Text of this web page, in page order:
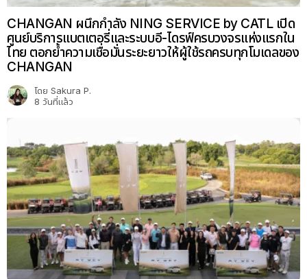
CHANGAN ผนึกกำลัง NING SERVICE by CATL เปิด
ศูนย์บริการแบตเตอรี่และระบบอี-ไดรฟ์ครบวงจรแห่งแรกใน
ไทย ตอกย้ำความเชื่อมั่นระยะยาวให้ผู้ใช้รถครบทุกโมเดลของ
CHANGAN
โดย Sakura P.
8 วันที่แล้ว